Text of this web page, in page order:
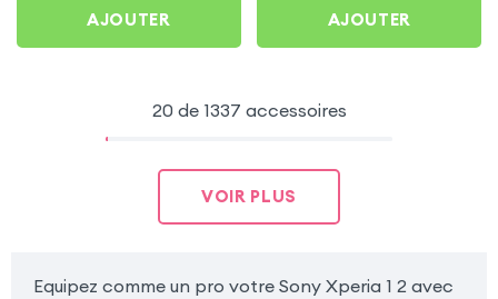
AJOUTER AJOUTER
20 de 1337 accessoires
VOIR PLUS
Equipez comme un pro votre Sony Xperia 1 2 avec